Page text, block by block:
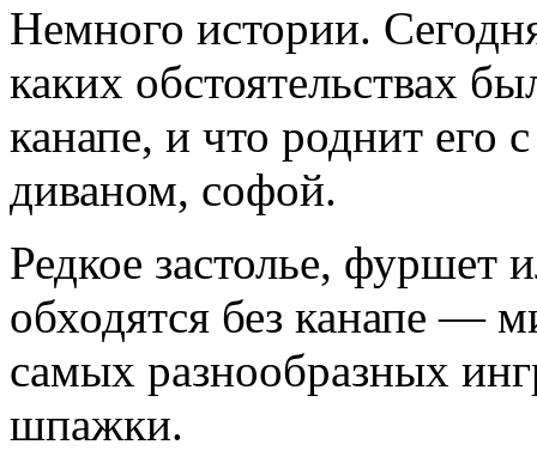
Немного истории.
каких обстоятельствах
канапе, и что роднит
диваном, софой.
Редкое застолье, фуршет
обходятся без канапе —
самых разнообразных
шпажки.